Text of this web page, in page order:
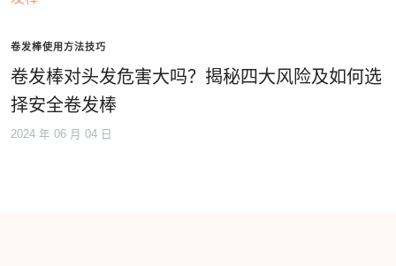
卷发棒使用方法技巧
卷发棒对头发危害大吗？揭秘四大风险及如何选
择安全卷发棒
2024 年 06 月 04 日